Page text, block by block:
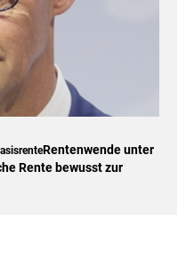
Rentenwende unter
Rente bewusst zur